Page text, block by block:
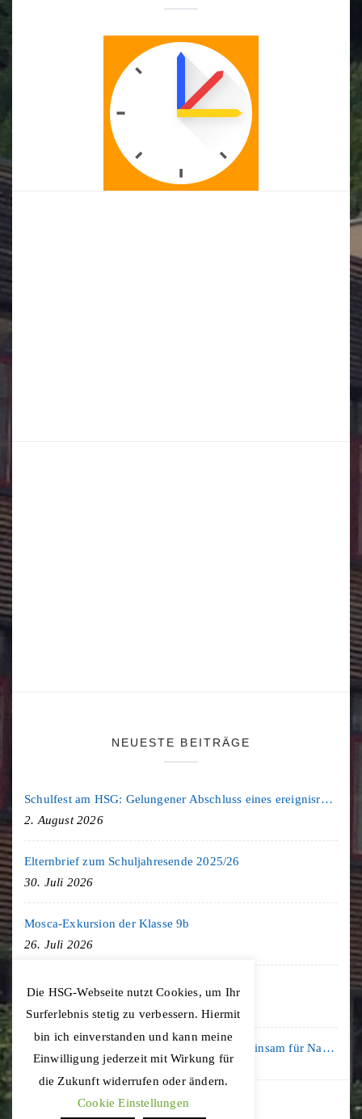
NEUESTE BEITRÄGE
Schulfest am HSG: Gelungener Abschluss eines ereignisreichen Schuljahres
2. August 2026
Elternbrief zum Schuljahresende 2025/26
30. Juli 2026
Mosca-Exkursion der Klasse 9b
26. Juli 2026
Freiburg-Exkursion des Geschichte LK
20. Juli 2026
Kooperation mit der KLIMA ARENA: Gemeinsam für Nachhaltigkeit und Klimaschutz
16. Juli 2026
Die HSG-Webseite nutzt Cookies, um Ihr
Surferlebnis stetig zu verbessern. Hiermit
bin ich einverstanden und kann meine
Einwilligung jederzeit mit Wirkung für
die Zukunft widerrufen oder ändern.
Cookie Einstellungen